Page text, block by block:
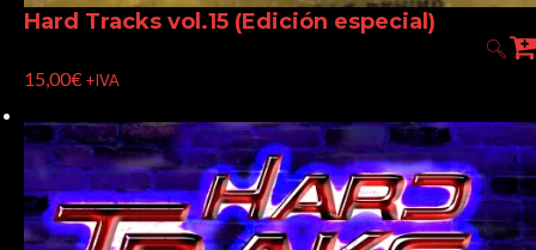
Hard Tracks vol.15 (Edición especial)
15,00€ +IVA